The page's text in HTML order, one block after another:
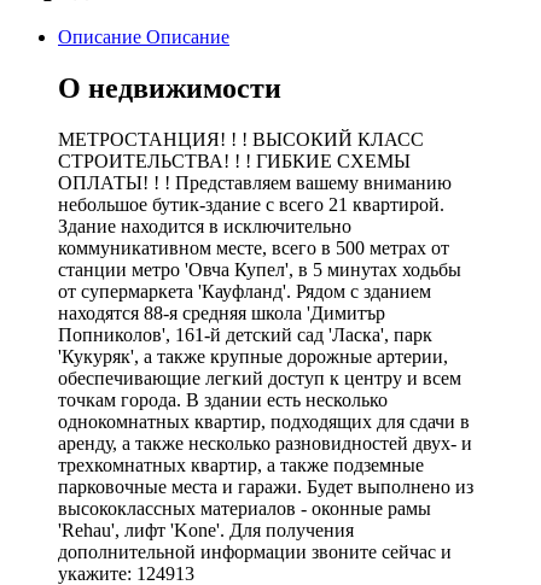
Описание Описание
О недвижимости
МЕТРОСТАНЦИЯ! ! ! ВЫСОКИЙ КЛАСС
СТРОИТЕЛЬСТВА! ! ! ГИБКИЕ СХЕМЫ
ОПЛАТЫ! ! ! Представляем вашему вниманию
небольшое бутик-здание с всего 21 квартирой.
Здание находится в исключительно
коммуникативном месте, всего в 500 метрах от
станции метро 'Овча Купел', в 5 минутах ходьбы
от супермаркета 'Кауфланд'. Рядом с зданием
находятся 88-я средняя школа 'Димитър
Попниколов', 161-й детский сад 'Ласка', парк
'Кукуряк', а также крупные дорожные артерии,
обеспечивающие легкий доступ к центру и всем
точкам города. В здании есть несколько
однокомнатных квартир, подходящих для сдачи в
аренду, а также несколько разновидностей двух- и
трехкомнатных квартир, а также подземные
парковочные места и гаражи. Будет выполнено из
высококлассных материалов - оконные рамы
'Rehau', лифт 'Kone'. Для получения
дополнительной информации звоните сейчас и
укажите: 124913